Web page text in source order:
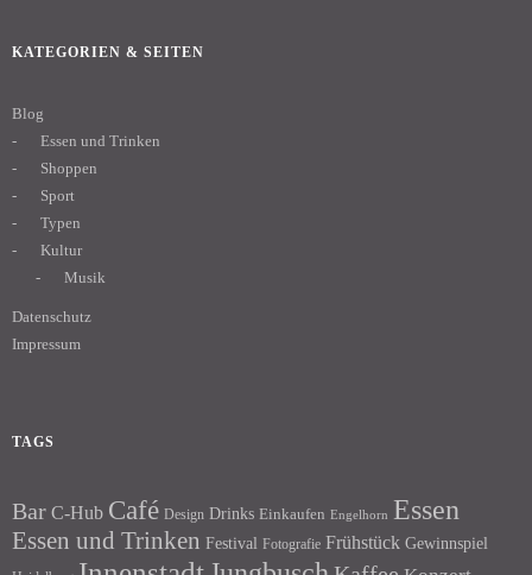
KATEGORIEN & SEITEN
Blog
Essen und Trinken
Shoppen
Sport
Typen
Kultur
Musik
Datenschutz
Impressum
TAGS
Bar C-Hub Café Design Drinks Einkaufen Engelhorn Essen
Essen und Trinken Festival Fotografie Frühstück Gewinnspiel